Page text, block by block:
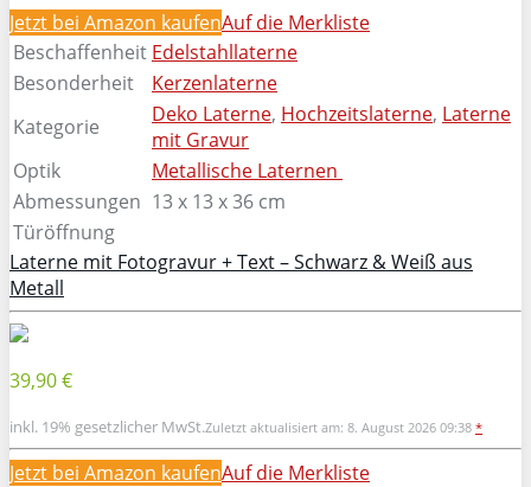
Jetzt bei Amazon kaufenAuf die Merkliste
Beschaffenheit Edelstahllaterne
Besonderheit
Kerzenlaterne
Kategorie
Deko Laterne, Hochzeitslaterne, Laterne
mit Gravur
Optik
Metallische Laternen
Abmessungen 13 x 13 x 36 cm
Türöffnung
Laterne mit Fotogravur + Text – Schwarz & Weiß aus
Metall
39,90 €
inkl. 19% gesetzlicher MwSt.Zuletzt aktualisiert am: 8. August 2026 09:38 *
Jetzt bei Amazon kaufenAuf die Merkliste